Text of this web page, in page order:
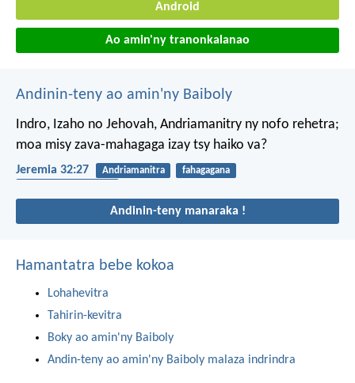
Android
Ao amin'ny tranonkalanao
Andinin-teny ao amin'ny Baiboly
Indro, Izaho no Jehovah, Andriamanitry ny nofo rehetra;
moa misy zava-mahagaga izay tsy haiko va?
Jeremia 32:27 Andriamanitra
fahagagana
Andinin-teny manaraka !
Hamantatra bebe kokoa
Lohahevitra
Tahirin-kevitra
Boky ao amin'ny Baiboly
Andin-teny ao amin'ny Baiboly malaza indrindra